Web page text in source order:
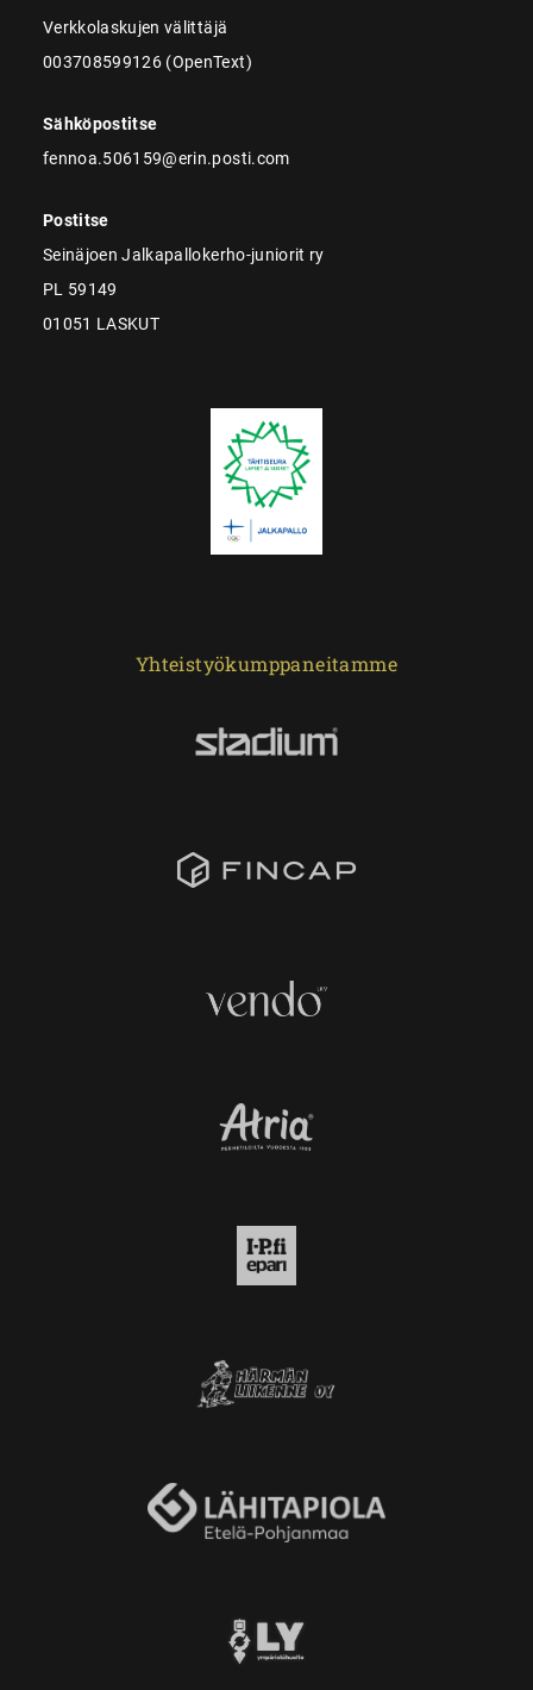
Verkkolaskujen välittäjä
003708599126 (OpenText)
Sähköpostitse
fennoa.506159@erin.posti.com
Postitse
Seinäjoen Jalkapallokerho-juniorit ry
PL 59149
01051 LASKUT
Yhteistyökumppaneitamme